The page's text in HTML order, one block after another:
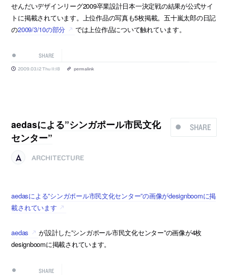
せんだいデザインリーグ2009卒業設計日本一決定戦の結果が公式サイ
トに掲載されています。上位作品の写真も5枚掲載。五十嵐太郎の日記
の2009/3/10の部分 では上位作品について触れています。
SHARE
2009.03.12 Thu 11:18 permalink
SHARE
aedasによる”シンガポール市民文化
センター”
ARCHITECTURE
aedasによる”シンガポール市民文化センター”の画像がdesignboomに掲
載されています
aedas
が設計した”シンガポール市民文化センター”の画像が4枚
designboomに掲載されています。
SHARE